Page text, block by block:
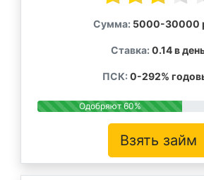
Сумма: 5000-30000
Ставка: 0.14 в
ПСК: 0-292%
Одобряют 60%
Взять займ